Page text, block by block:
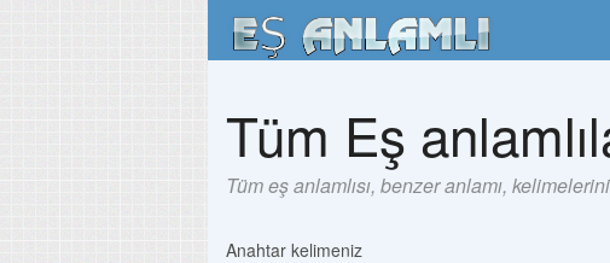
Tüm Eş
Tüm eş anlamlısı, benzer anlamı,
Anahtar kelimeniz